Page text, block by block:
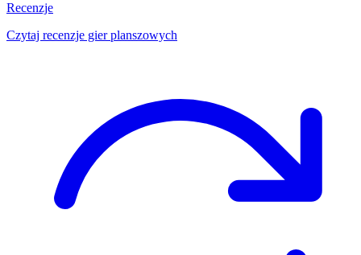
Recenzje
Czytaj recenzje gier planszowych